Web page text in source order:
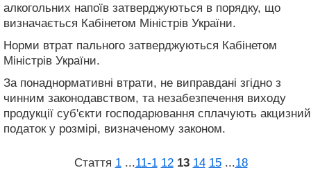
алкогольних напоїв затверджуються в порядку, що
визначається Кабінетом Міністрів України.
Норми втрат пального затверджуються Кабінетом
Міністрів України.
За понаднормативні втрати, не виправдані згідно з
чинним законодавством, та незабезпечення виходу
продукції суб'єкти господарювання сплачують акцизний
податок у розмірі, визначеному законом.
Стаття 1 ...11‑1 12 13 14 15 ...18